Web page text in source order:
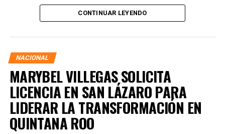
presidenta de la República, Claudia Sheinbaum Pardo,
asegurando que la consolidación del bienestar social
CONTINUAR LEYENDO
NACIONAL
MARYBEL VILLEGAS SOLICITA
LICENCIA EN SAN LÁZARO PARA
LIDERAR LA TRANSFORMACIÓN EN
QUINTANA ROO